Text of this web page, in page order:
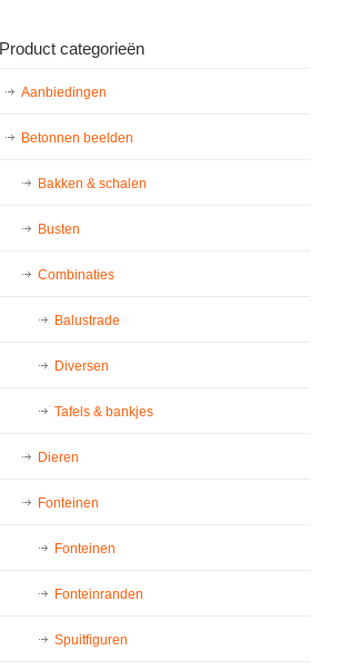
Product categorieën
Aanbiedingen
Betonnen beelden
Bakken & schalen
Busten
Combinaties
Balustrade
Diversen
Tafels & bankjes
Dieren
Fonteinen
Fonteinen
Fonteinranden
Spuitfiguren